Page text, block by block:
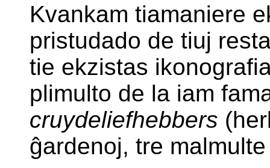
Kvankam tiamaniere
pristudado de tiuj
tie ekzistas
plimulto de la iam
cruydeliefhebbers
ĝardenoj, tre